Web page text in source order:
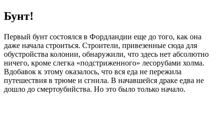
Бунт!
Первый бунт состоялся в Фордландии еще до того, как она
даже начала строиться. Строители, привезенные сюда для
обустройства колонии, обнаружили, что здесь нет абсолютно
ничего, кроме слегка «подстриженного» лесорубами холма.
Вдобавок к этому оказалось, что вся еда не пережила
путешествия в трюме и сгнила. В начавшейся драке едва не
дошло до смертоубийства. Но это было только начало.